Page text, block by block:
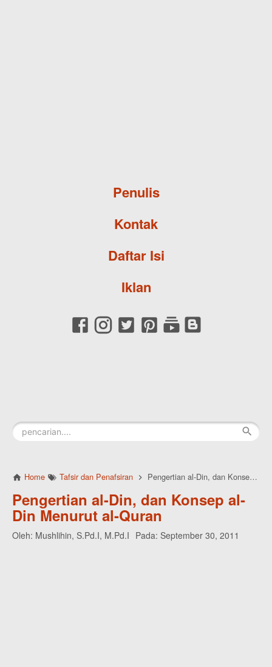
Penulis
Kontak
Daftar Isi
Iklan
Home Tafsir dan Penafsiran Pengertian al-Din, dan Konsep al-Din Menurut al-Quran
Pengertian al-Din, dan Konsep al-
Din Menurut al-Quran
Oleh: Mushlihin, S.Pd.I, M.Pd.I Pada: September 30, 2011